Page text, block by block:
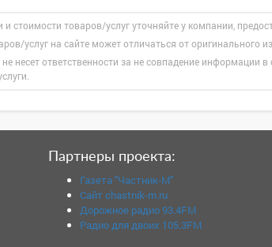
стоимости товаров/услуг уточняйте у компании,
услуг на сайте может отличаться от оригинального
не несет ответственности за не совпадение информации
Партнеры проекта:
Газета "Частник-М"
Сайт chastnik-m.ru
Дорожное радио 93.4FM
Радио для двоих 105.3FM